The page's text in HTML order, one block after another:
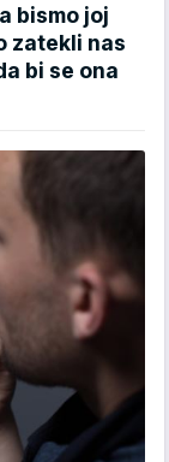
bismo joj
zatekli nas
bi se ona